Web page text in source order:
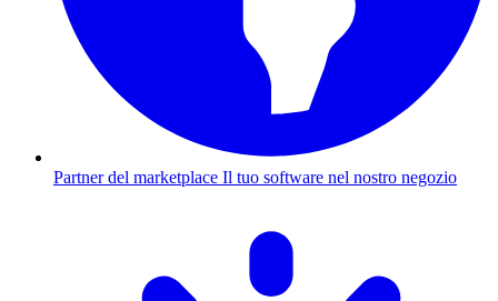
Partner del marketplace Il tuo software nel nostro negozio